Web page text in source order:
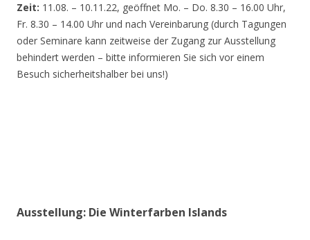
Zeit: 11.08. – 10.11.22, geöffnet Mo. – Do. 8.30 – 16.00 Uhr,
Fr. 8.30 – 14.00 Uhr und nach Vereinbarung (durch Tagungen
oder Seminare kann zeitweise der Zugang zur Ausstellung
behindert werden – bitte informieren Sie sich vor einem
Besuch sicherheitshalber bei uns!)
Ausstellung: Die Winterfarben Islands